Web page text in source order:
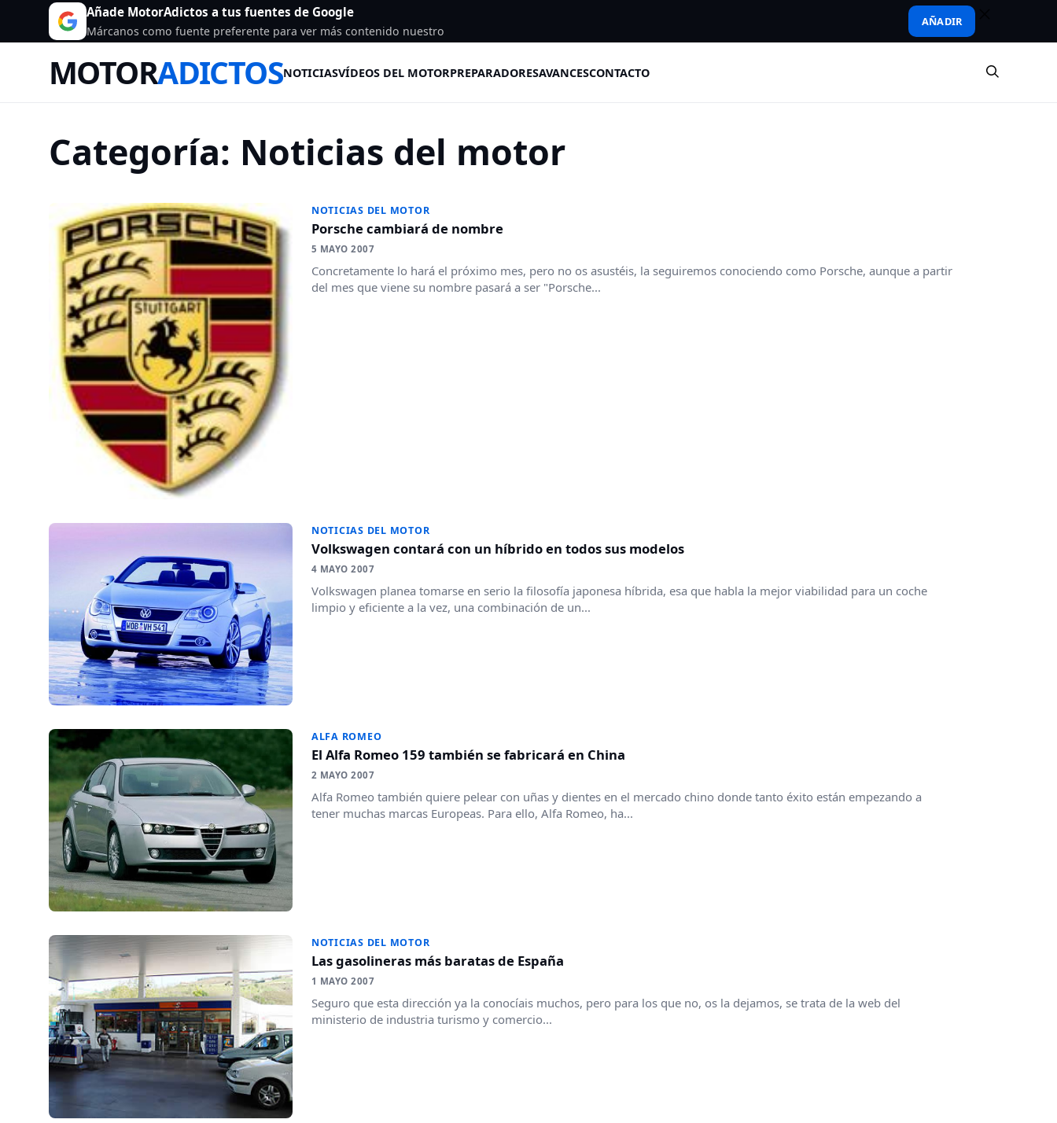
Añade MotorAdictos a tus fuentes de Google
Márcanos como fuente preferente para ver más contenido nuestro
AÑADIR
MOTORADICTOSNOTICIASVÍDEOS DEL MOTORPREPARADORESAVANCESCONTACTO
Categoría: Noticias del motor
NOTICIAS DEL MOTOR
Porsche cambiará de nombre
5 MAYO 2007
Concretamente lo hará el próximo mes, pero no os asustéis, la seguiremos conociendo como Porsche, aunque a partir
del mes que viene su nombre pasará a ser "Porsche...
NOTICIAS DEL MOTOR
Volkswagen contará con un híbrido en todos sus modelos
4 MAYO 2007
Volkswagen planea tomarse en serio la filosofía japonesa híbrida, esa que habla la mejor viabilidad para un coche
limpio y eficiente a la vez, una combinación de un...
ALFA ROMEO
El Alfa Romeo 159 también se fabricará en China
2 MAYO 2007
Alfa Romeo también quiere pelear con uñas y dientes en el mercado chino donde tanto éxito están empezando a
tener muchas marcas Europeas. Para ello, Alfa Romeo, ha...
NOTICIAS DEL MOTOR
Las gasolineras más baratas de España
1 MAYO 2007
Seguro que esta dirección ya la conocíais muchos, pero para los que no, os la dejamos, se trata de la web del
ministerio de industria turismo y comercio...